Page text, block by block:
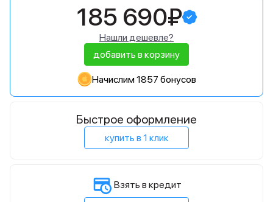
185 690₽
Нашли дешевле?
добавить в корзину
Начислим 1857 бонусов
Быстрое оформление
купить в 1 клик
Взять в кредит